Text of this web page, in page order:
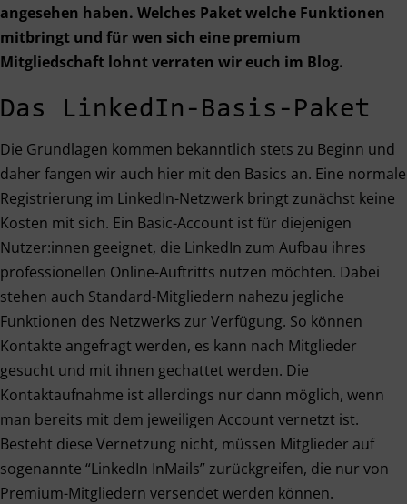
angesehen haben. Welches Paket welche Funktionen
mitbringt und für wen sich eine premium
Mitgliedschaft lohnt verraten wir euch im Blog.
Das LinkedIn-Basis-Paket
Die Grundlagen kommen bekanntlich stets zu Beginn und
daher fangen wir auch hier mit den Basics an. Eine normale
Registrierung im LinkedIn-Netzwerk bringt zunächst keine
Kosten mit sich. Ein Basic-Account ist für diejenigen
Nutzer:innen geeignet, die LinkedIn zum Aufbau ihres
professionellen Online-Auftritts nutzen möchten. Dabei
stehen auch Standard-Mitgliedern nahezu jegliche
Funktionen des Netzwerks zur Verfügung. So können
Kontakte angefragt werden, es kann nach Mitglieder
gesucht und mit ihnen gechattet werden. Die
Kontaktaufnahme ist allerdings nur dann möglich, wenn
man bereits mit dem jeweiligen Account vernetzt ist.
Besteht diese Vernetzung nicht, müssen Mitglieder auf
sogenannte “LinkedIn InMails” zurückgreifen, die nur von
Premium-Mitgliedern versendet werden können.